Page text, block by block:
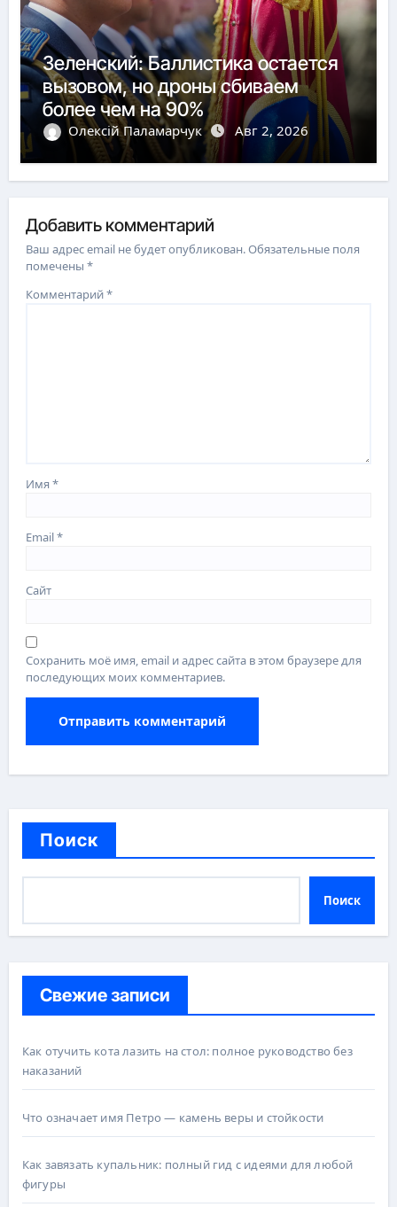
Зеленский: Баллистика остается
вызовом, но дроны сбиваем
более чем на 90%
Олексій Паламарчук Авг 2, 2026
Добавить комментарий
Ваш адрес email не будет опубликован.Обязательные поля
помечены*
Комментарий*
Имя*
Email*
Сайт
Сохранить моё имя, email и адрес сайта в этом браузере для
последующих моих комментариев.
Поиск
Поиск
Свежие записи
Как отучить кота лазить на стол: полное руководство без
наказаний
Что означает имя Петро — камень веры и стойкости
Как завязать купальник: полный гид с идеями для любой
фигуры